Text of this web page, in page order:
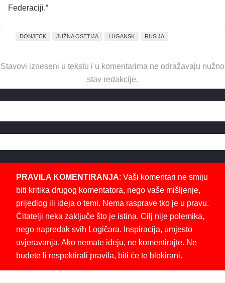
Federaciji.“
DONJECK JUŽNA OSETIJA LUGANSK RUSIJA
Stavovi izneseni u tekstu i u komentarima ne odražavaju nužno
stav redakcije.
PRAVILA KOMENTIRANJA: Vaši komentari ne smiju
biti kritika drugog komentatora, nego vaše mišljenje,
prijedlog ili ideja o temi. Nema rasprave tko je u pravu.
Čitatelji neka zaključe što je istina. Cilj nije polemika,
nego napredak svih Logičara. Inspiracija, umjesto
uvjeravanja. Ako nemate ideju, ne komentirajte. Ne
budete li respektirali pravila, biti će te blokirani.